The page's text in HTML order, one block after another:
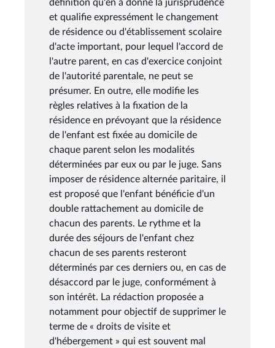
définition qu'en a donné la jurisprudence
et qualifie expressément le changement
de résidence ou d'établissement scolaire
d'acte important, pour lequel l'accord de
l'autre parent, en cas d'exercice conjoint
de l'autorité parentale, ne peut se
présumer. En outre, elle modifie les
règles relatives à la fixation de la
résidence en prévoyant que la résidence
de l'enfant est fixée au domicile de
chaque parent selon les modalités
déterminées par eux ou par le juge. Sans
imposer de résidence alternée paritaire, il
est proposé que l'enfant bénéficie d'un
double rattachement au domicile de
chacun des parents. Le rythme et la
durée des séjours de l'enfant chez
chacun de ses parents resteront
déterminés par ces derniers ou, en cas de
désaccord par le juge, conformément à
son intérêt. La rédaction proposée a
notamment pour objectif de supprimer le
terme de « droits de visite et
d'hébergement » qui est souvent mal